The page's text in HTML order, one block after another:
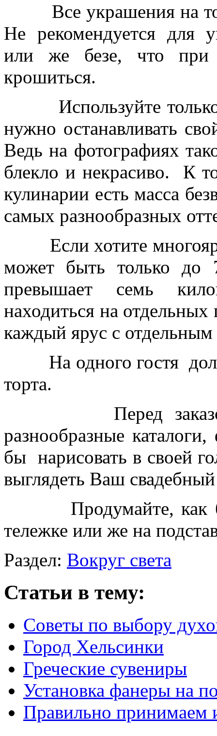
Все украшения на
Не рекомендуется для
или же безе, что при
крошиться.
Используйте только
нужно останавливать
Ведь на фотографиях
блекло и некрасиво. К
кулинарии есть масса
самых разнообразных
Если хотите
может быть только до
превышает семь
находиться на отдельных
каждый ярус с отдельным
На одного гостя
торта.
Перед заказом
разнообразные
бы нарисовать в своей
выглядеть Ваш свадебный
Продумайте, как
тележке или же на
Раздел: Вокруг света
Статьи в тему:
Советы по выбору
Город Хельсинки
Греческие сувениры
Установка фанеры на
Правильно принимаем